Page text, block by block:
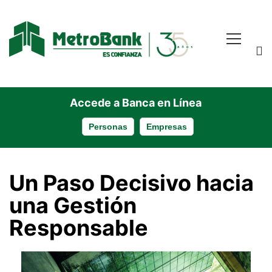
Accede a Banca en Línea
Personas Empresas
Un
Paso
Decisivo
Un Paso Decisivo hacia
una Gestión
Responsable